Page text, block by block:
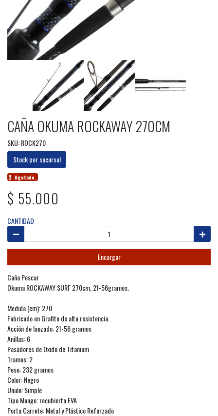
CAÑA OKUMA ROCKAWAY 270CM
SKU: ROCK270
Stock por sucursal
Agotado.
$ 55.000
CANTIDAD
Encargar
Caña Pescar
Okuma ROCKAWAY SURF 270cm, 21-56gramos.
Medida (cm): 270
Fabricado en Grafito de alta resistencia.
Acción de lanzado: 21-56 gramos
Anillas: 6
Pasadores de Oxido de Titanium
Tramos: 2
Peso: 232 gramos
Color: Negro
Unión: Simple
Tipo Mango: recubierto EVA
Porta Carrete: Metal y Plástico Reforzado